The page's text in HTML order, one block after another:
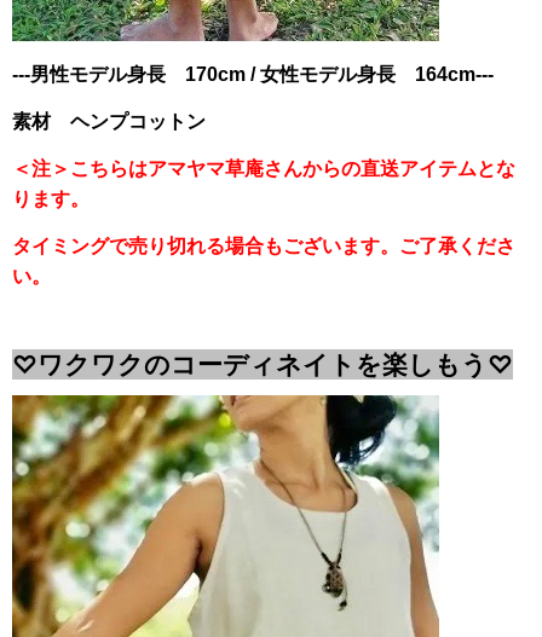
---男性モデル身長 170cm / 女性モデル身長 164cm---
素材 ヘンプコットン
＜注＞こちらはアマヤマ草庵さんからの直送アイテムとな
ります。
タイミングで売り切れる場合もございます。ご了承くださ
い。
♡ワクワクのコーディネイトを楽しもう♡